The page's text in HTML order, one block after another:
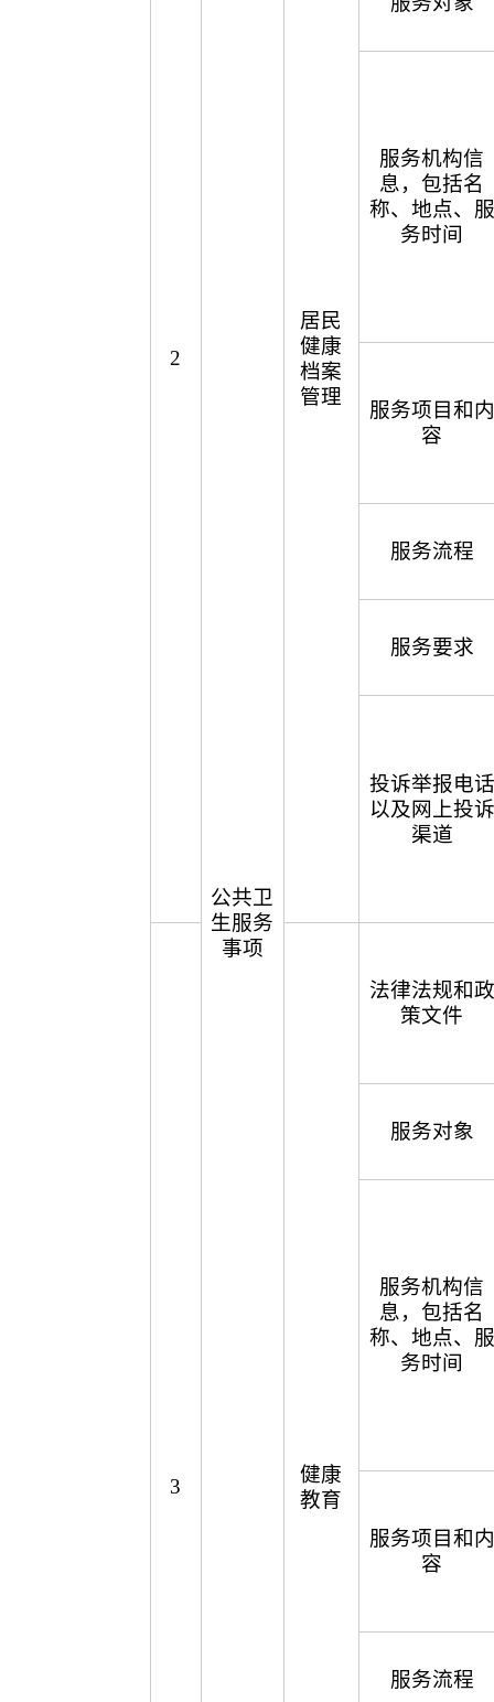
2
公共卫
生服务
事项
居民
健康
档案
管理
服务机构信
息，包括名
称、地点、服
务时间
服务项目和内
容
服务流程
服务要求
投诉举报电话
以及网上投诉
渠道
3
健康
教育
法律法规和政
策文件
服务对象
服务机构信
息，包括名
称、地点、服
务时间
服务项目和内
容
服务流程